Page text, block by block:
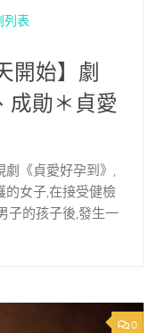
列表
開始】劇
成勛＊貞愛
劇《貞愛好孕到》,
的女子,在接受健檢
子的孩子後,發生一
0